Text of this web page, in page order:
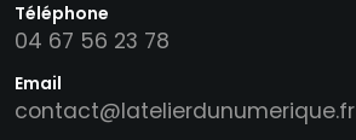
Téléphone
04 67 56 23 78
Email
contact@latelierdunumerique.fr